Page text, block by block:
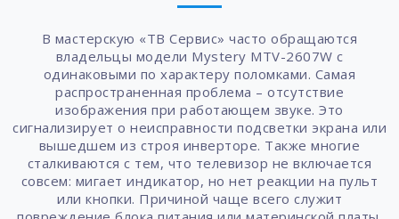
В мастерскую «ТВ Сервис» часто обращаются
владельцы модели Mystery MTV-2607W с
одинаковыми по характеру поломками. Самая
распространенная проблема – отсутствие
изображения при работающем звуке. Это
сигнализирует о неисправности подсветки экрана или
вышедшем из строя инверторе. Также многие
сталкиваются с тем, что телевизор не включается
совсем: мигает индикатор, но нет реакции на пульт
или кнопки. Причиной чаще всего служит